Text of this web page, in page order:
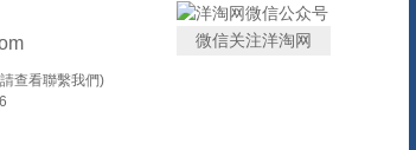
微信关注洋淘网
查看聯繫我們)